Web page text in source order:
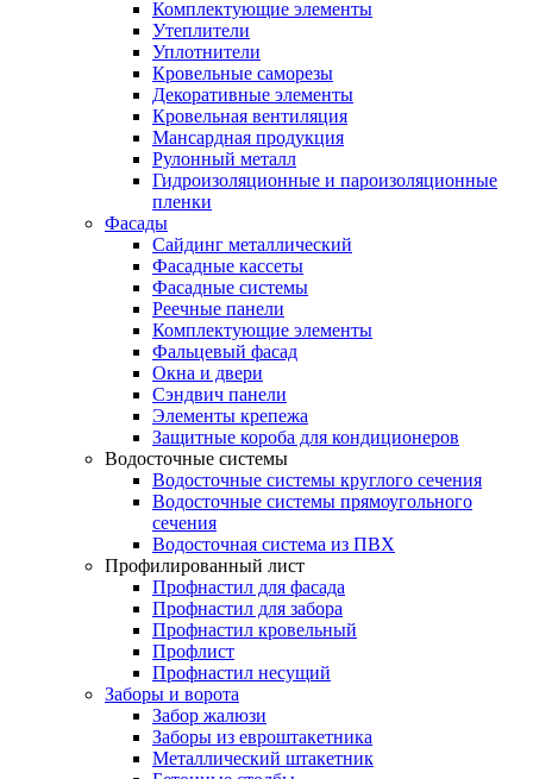
Комплектующие элементы
Утеплители
Уплотнители
Кровельные саморезы
Декоративные элементы
Кровельная вентиляция
Мансардная продукция
Рулонный металл
Гидроизоляционные и пароизоляционные
пленки
Фасады
Сайдинг металлический
Фасадные кассеты
Фасадные системы
Реечные панели
Комплектующие элементы
Фальцевый фасад
Окна и двери
Сэндвич панели
Элементы крепежа
Защитные короба для кондиционеров
Водосточные системы
Водосточные системы круглого сечения
Водосточные системы прямоугольного
сечения
Водосточная система из ПВХ
Профилированный лист
Профнастил для фасада
Профнастил для забора
Профнастил кровельный
Профлист
Профнастил несущий
Заборы и ворота
Забор жалюзи
Заборы из евроштакетника
Металлический штакетник